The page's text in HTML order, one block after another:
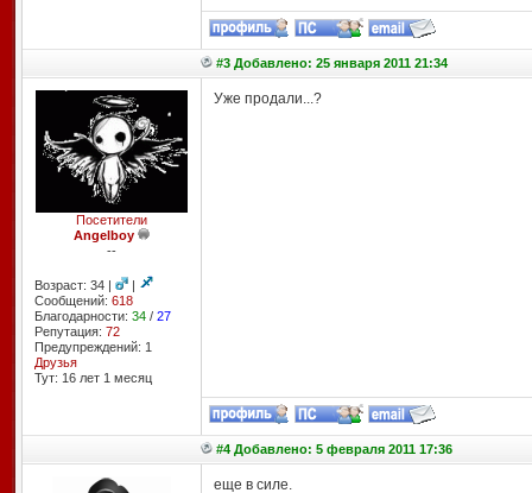
#3 Добавлено: 25 января 2011 21:34
Посетители
Angelboy
--
Возраст: 34 |
|
Сообщений: 618
Благодарности: 34/ 27
Репутация: 72
Предупреждений: 1
Друзья
Тут: 16 лет 1 месяц
Уже продали...?
#4 Добавлено: 5 февраля 2011 17:36
еще в силе.